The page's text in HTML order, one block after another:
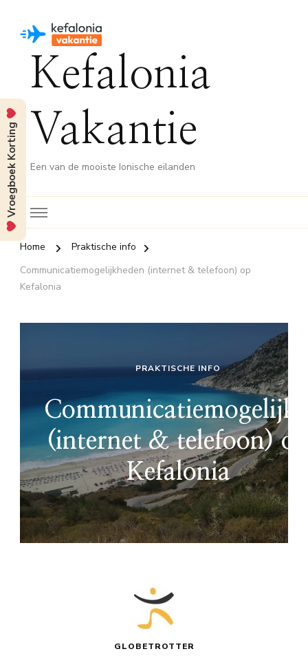
Kefalonia
Vakantie
Een van de mooiste Ionische eilanden
Home
Praktische info
Communicatiemogelijkheden (internet & telefoon) op
Kefalonia
PRAKTISCHE INFO
(internet & telefoon)
Kefalonia
GLOBETROTTER
Vroegboek Korting